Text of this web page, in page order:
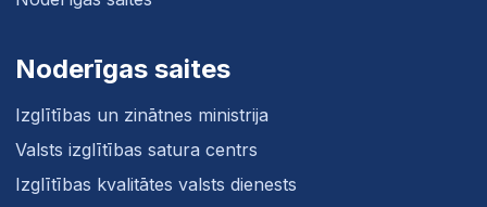
Noderīgas saites
Izglītības un zinātnes ministrija
Valsts izglītības satura centrs
Izglītības kvalitātes valsts dienests